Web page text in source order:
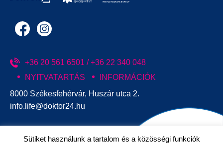
+36 20 561 6501 / +36 22 340 048
NYITVATARTÁS
INFORMÁCIÓK
8000 Székesfehérvár, Huszár utca 2.
info.life@doktor24.hu
Sütiket használunk a tartalom és a közösségi funkciók